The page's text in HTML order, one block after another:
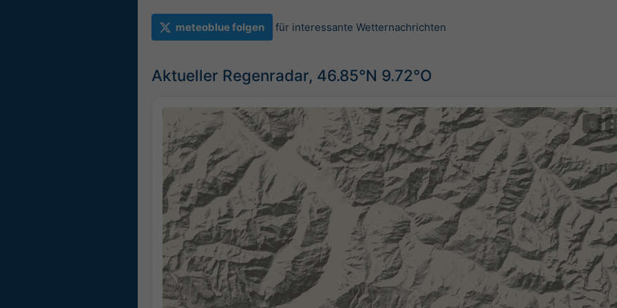
meteoblue folgen für interessante Wetternachrichten
Aktueller Regenradar, 46.85°N 9.72°O
©